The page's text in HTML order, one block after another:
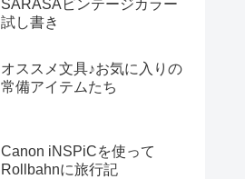
SARASAビンテージカラー
試し書き
オススメ文具♪お気に入りの
常備アイテムたち
Canon iNSPiCを使って
Rollbahnに旅行記